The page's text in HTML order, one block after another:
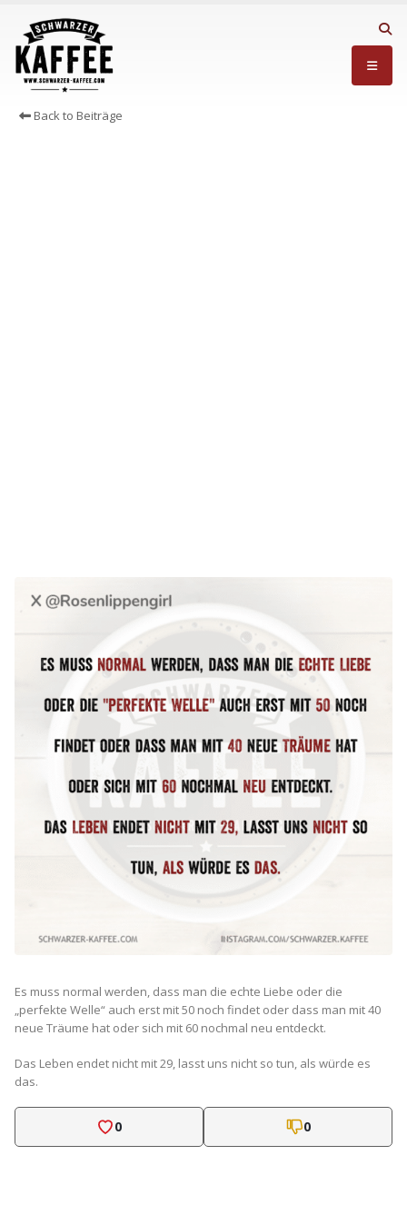
Back to Beiträge
Es muss normal werden, dass man die echte Liebe oder die
„perfekte Welle“ auch erst mit 50 noch findet oder dass man mit 40
neue Träume hat oder sich mit 60 nochmal neu entdeckt.
Das Leben endet nicht mit 29, lasst uns nicht so tun, als würde es
das.
0 0